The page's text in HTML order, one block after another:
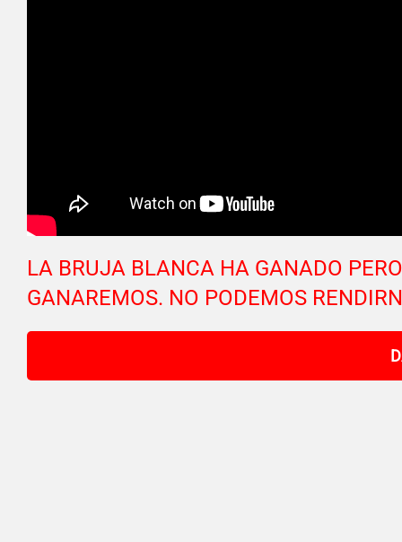
LA BRUJA BLANCA HA GANADO
GANAREMOS. NO PODEMOS